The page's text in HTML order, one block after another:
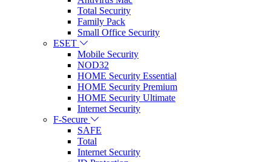
Total Security
Family Pack
Small Office Security
ESET
Mobile Security
NOD32
HOME Security Essential
HOME Security Premium
HOME Security Ultimate
Internet Security
F-Secure
SAFE
Total
Internet Security